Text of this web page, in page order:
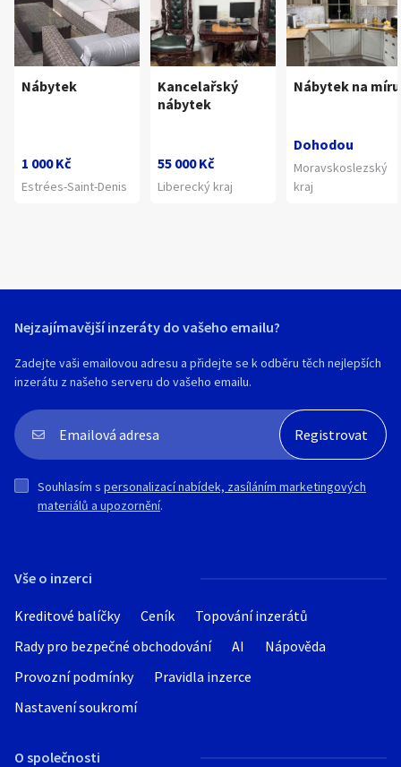
Nábytek
1 000 Kč
Estrées-Saint-Denis
Kancelařský
nábytek
55 000 Kč
Liberecký kraj
Nábytek na míru
Dohodou
Moravskoslezský
kraj
Vše o inzerci
Kreditové balíčky Ceník
Topování inzerátů
Rady pro bezpečné obchodování
AI
Nápověda
Provozní podmínky
Pravidla inzerce
Nastavení soukromí
O společnosti
Nejzajímavější inzeráty do vašeho emailu?
Zadejte vaši emailovou adresu a přidejte se k odběru těch nejlepších
inzerátu z našeho serveru do vašeho emailu.
Souhlasím s personalizací nabídek, zasíláním marketingových
materiálů a upozornění.